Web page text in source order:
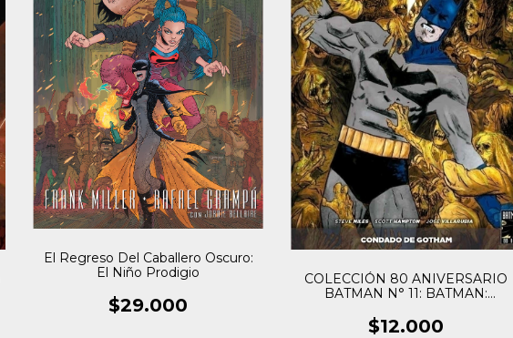
El Regreso Del Caballero Oscuro:
El Niño Prodigio
$29.000
COLECCIÓN 80 ANIVERSARIO
BATMAN N° 11: BATMAN:
$12.000